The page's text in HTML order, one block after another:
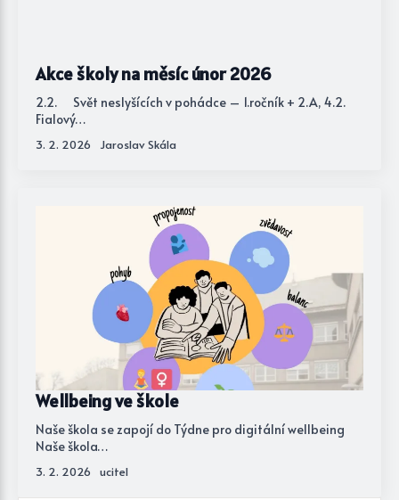
Akce školy na měsíc únor 2026
3. 2. 2026 Jaroslav Skála
2.2. Svět neslyšících v pohádce – 1.ročník + 2.A, 4.2.
Fialový…
Wellbeing ve škole
3. 2. 2026 ucitel
Naše škola se zapojí do Týdne pro digitální wellbeing
Naše škola…